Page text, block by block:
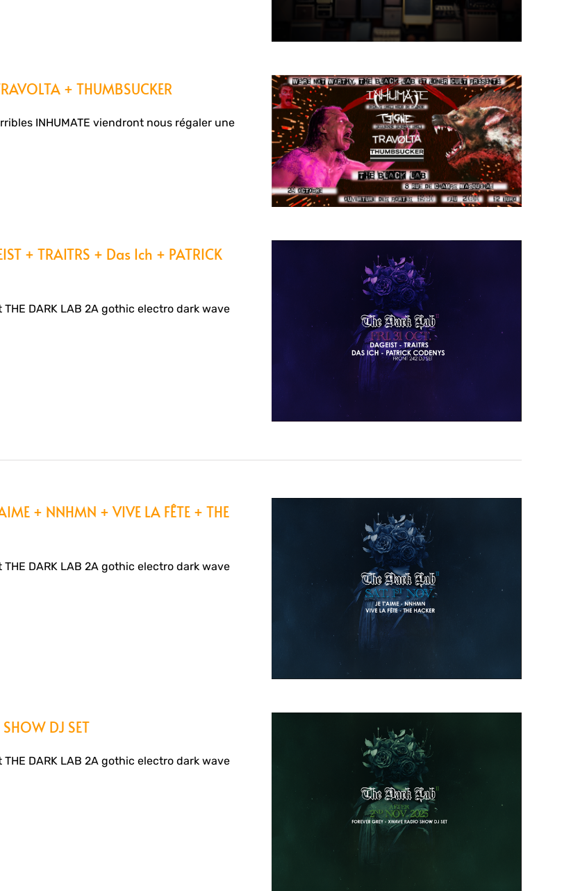
+ THUMBSUCKER
INHUMATE viendront nous régaler une
+ TRAITRS + Das Ich + PATRICK
DARK LAB 2A gothic electro dark wave
+ NNHMN + VIVE LA FÊTE + THE
DARK LAB 2A gothic electro dark wave
DJ SET
DARK LAB 2A gothic electro dark wave